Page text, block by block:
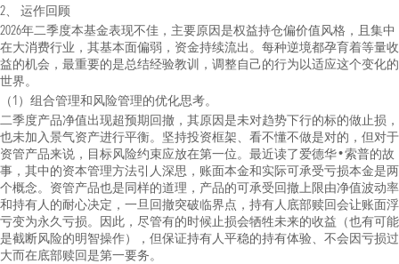
2、 运作回顾
2026年二季度本基金表现不佳，主要原因是权益持仓偏价值风格，且集中
在大消费行业，其基本面偏弱，资金持续流出。每种逆境都孕育着等量收
益的机会，最重要的是总结经验教训，调整自己的行为以适应这个变化的
世界。
（1）组合管理和风险管理的优化思考。
二季度产品净值出现超预期回撤，其原因是未对趋势下行的标的做止损，
也未加入景气资产进行平衡。坚持投资框架、看不懂不做是对的，但对于
资管产品来说，目标风险约束应放在第一位。最近读了爱德华•索普的故
事，其中的资本管理方法引人深思，账面本金和实际可承受亏损本金是两
个概念。资管产品也是同样的道理，产品的可承受回撤上限由净值波动率
和持有人的耐心决定，一旦回撤突破临界点，持有人底部赎回会让账面浮
亏变为永久亏损。因此，尽管有的时候止损会牺牲未来的收益（也有可能
是截断风险的明智操作），但保证持有人平稳的持有体验、不会因亏损过
大而在底部赎回是第一要务。